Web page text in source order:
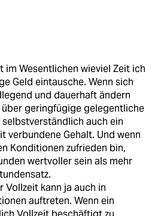
Wesentlichen wieviel Zeit ich
Geld eintausche. Wenn sich
und dauerhaft ändern
geringfügige gelegentliche
auch ein
verbundene Gehalt. Und wenn
Konditionen zufrieden bin,
wertvoller sein als mehr
Vollzeit kann ja auch in
auftreten. Wenn ein